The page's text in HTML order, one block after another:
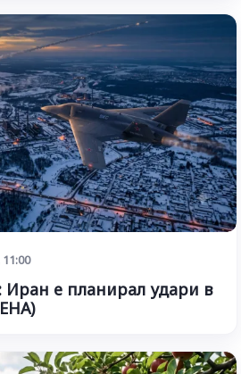
11:00
Иран е планирал удари в